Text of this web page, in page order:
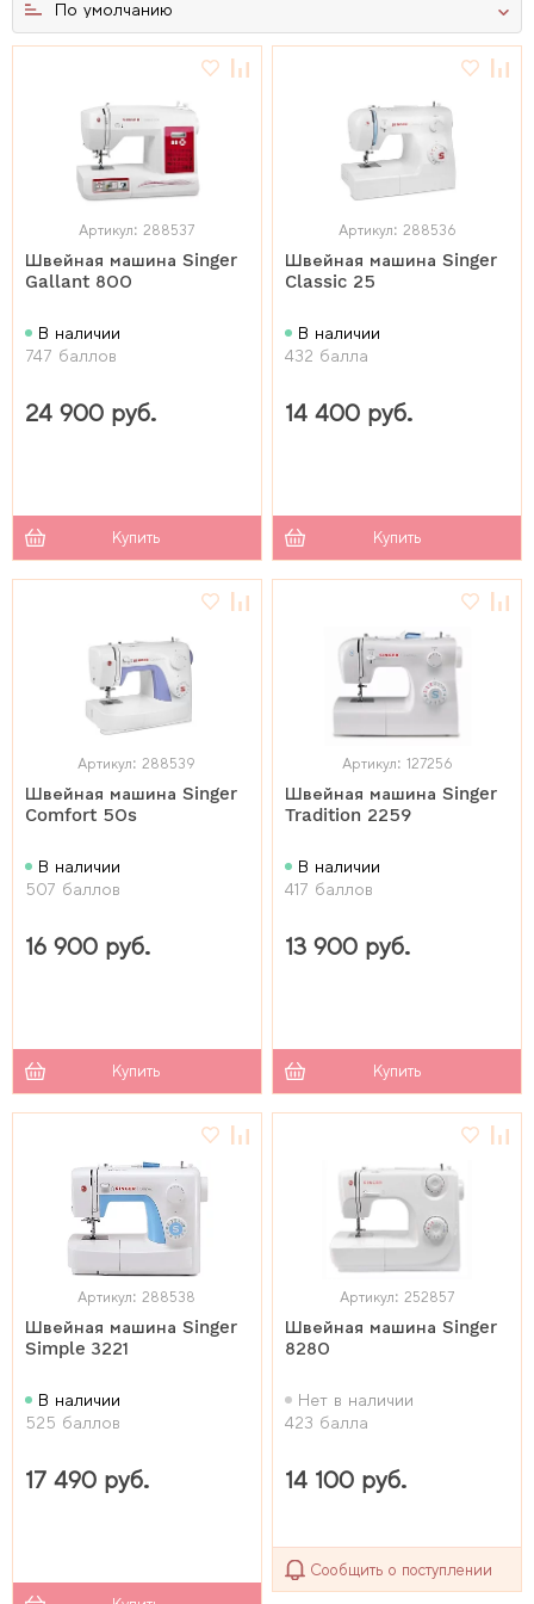
По умолчанию
Артикул: 288537
Швейная машина Singer
Gallant 800
В наличии
747 баллов
24 900 руб.
Купить
Артикул: 288536
Швейная машина Singer
Classic 25
В наличии
432 балла
14 400 руб.
Купить
Артикул: 288539
Швейная машина Singer
Comfort 50s
В наличии
507 баллов
16 900 руб.
Купить
Артикул: 127256
Швейная машина Singer
Tradition 2259
В наличии
417 баллов
13 900 руб.
Купить
Артикул: 288538
Швейная машина Singer
Simple 3221
В наличии
525 баллов
17 490 руб.
Артикул: 252857
Швейная машина Singer
8280
Нет в наличии
423 балла
14 100 руб.
Сообщить о поступлении